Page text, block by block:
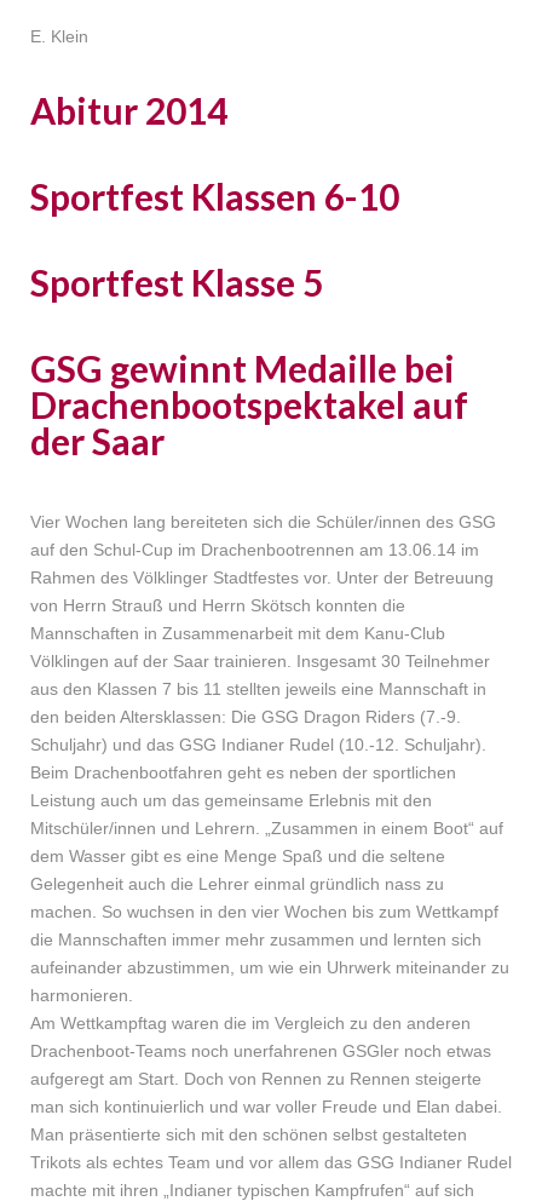
E. Klein
Abitur 2014
Sportfest Klassen 6-10
Sportfest Klasse 5
GSG gewinnt Medaille bei
Drachenbootspektakel auf
der Saar
Vier Wochen lang bereiteten sich die Schüler/innen des GSG
auf den Schul-Cup im Drachenbootrennen am 13.06.14 im
Rahmen des Völklinger Stadtfestes vor. Unter der Betreuung
von Herrn Strauß und Herrn Skötsch konnten die
Mannschaften in Zusammenarbeit mit dem Kanu-Club
Völklingen auf der Saar trainieren. Insgesamt 30 Teilnehmer
aus den Klassen 7 bis 11 stellten jeweils eine Mannschaft in
den beiden Altersklassen: Die GSG Dragon Riders (7.-9.
Schuljahr) und das GSG Indianer Rudel (10.-12. Schuljahr).
Beim Drachenbootfahren geht es neben der sportlichen
Leistung auch um das gemeinsame Erlebnis mit den
Mitschüler/innen und Lehrern. „Zusammen in einem Boot“ auf
dem Wasser gibt es eine Menge Spaß und die seltene
Gelegenheit auch die Lehrer einmal gründlich nass zu
machen. So wuchsen in den vier Wochen bis zum Wettkampf
die Mannschaften immer mehr zusammen und lernten sich
aufeinander abzustimmen, um wie ein Uhrwerk miteinander zu
harmonieren.
Am Wettkampftag waren die im Vergleich zu den anderen
Drachenboot-Teams noch unerfahrenen GSGler noch etwas
aufgeregt am Start. Doch von Rennen zu Rennen steigerte
man sich kontinuierlich und war voller Freude und Elan dabei.
Man präsentierte sich mit den schönen selbst gestalteten
Trikots als echtes Team und vor allem das GSG Indianer Rudel
machte mit ihren „Indianer typischen Kampfrufen“ auf sich